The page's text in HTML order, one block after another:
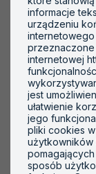
Ścieki
Ważne
informacje
urządzeniu
internetowej
jest
ułatwienie
jego
pliki cookies
użytkowników
sposób